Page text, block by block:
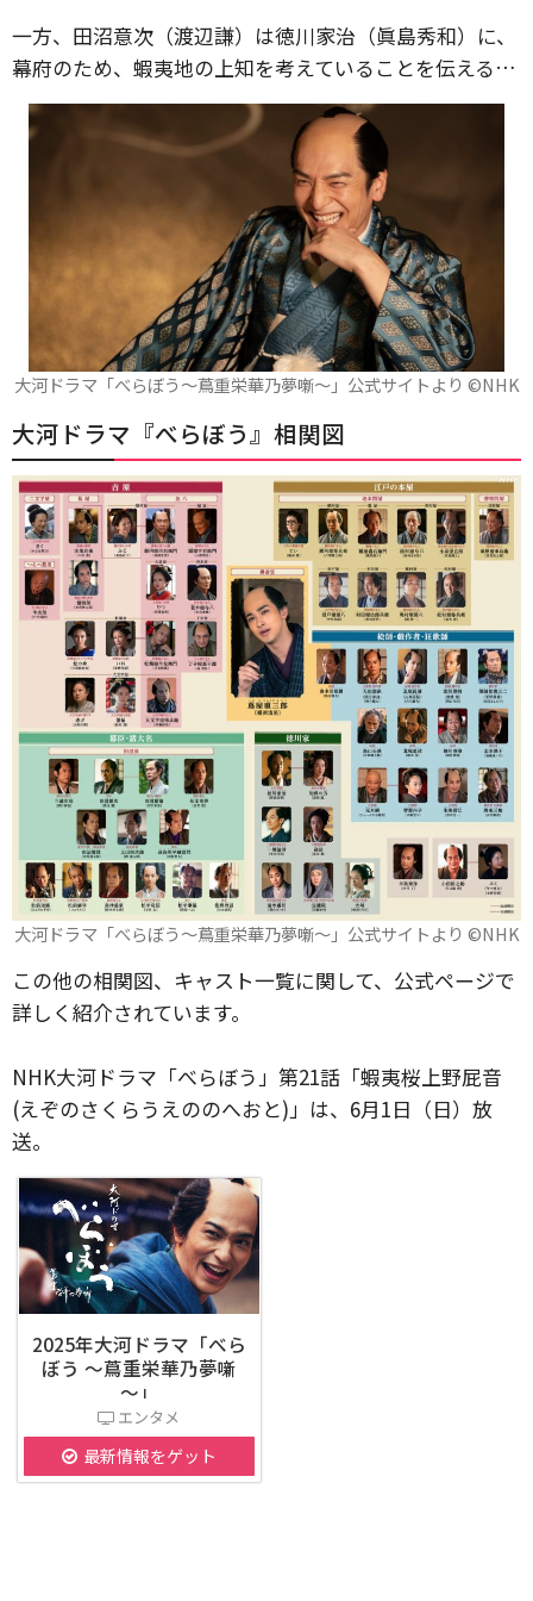
一方、田沼意次（渡辺謙）は徳川家治（眞島秀和）に、
幕府のため、蝦夷地の上知を考えていることを伝える…
大河ドラマ「べらぼう～蔦重栄華乃夢噺～」公式サイトより ©️NHK
大河ドラマ『べらぼう』相関図
大河ドラマ「べらぼう～蔦重栄華乃夢噺～」公式サイトより ©️NHK
この他の相関図、キャスト一覧に関して、公式ページで
詳しく紹介されています。
NHK大河ドラマ「べらぼう」第21話「蝦夷桜上野屁音
(えぞのさくらうえののへおと)」は、6月1日（日）放
送。
2025年大河ドラマ「べら
ぼう ～蔦重栄華乃夢噺
～」
エンタメ
最新情報をゲット